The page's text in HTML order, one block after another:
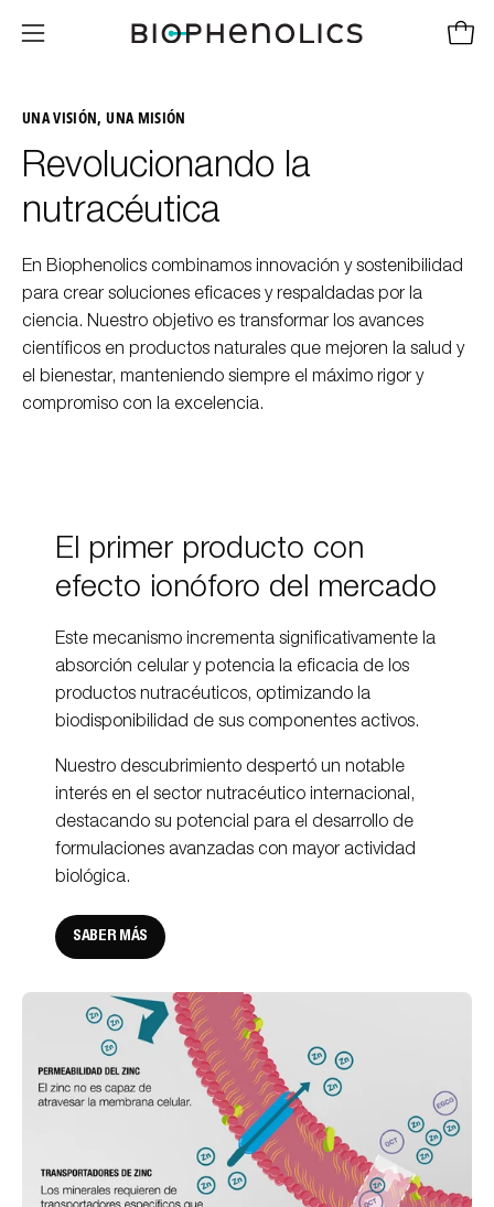
Abrir
navegación
UNA VISIÓN, UNA MISIÓN
Revolucionando la
nutracéutica
En Biophenolics combinamos innovación y sostenibilidad
para crear soluciones eficaces y respaldadas por la
ciencia. Nuestro objetivo es transformar los avances
científicos en productos naturales que mejoren la salud y
el bienestar, manteniendo siempre el máximo rigor y
compromiso con la excelencia.
El primer producto con
efecto ionóforo del mercado
Este mecanismo incrementa significativamente la
absorción celular y potencia la eficacia de los
productos nutracéuticos, optimizando la
biodisponibilidad de sus componentes activos.
Nuestro descubrimiento despertó un notable
interés en el sector nutracéutico internacional,
destacando su potencial para el desarrollo de
formulaciones avanzadas con mayor actividad
biológica.
SABER MÁS